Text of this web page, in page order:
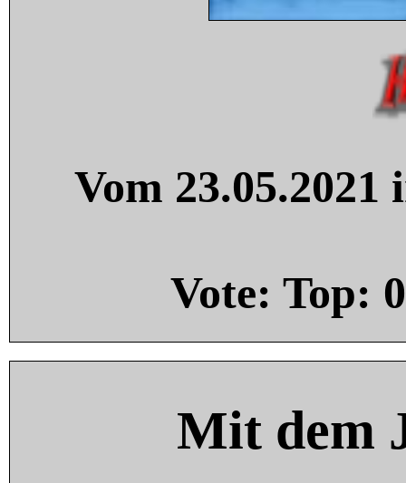
Vom
Vote: Top: 0
Mit dem